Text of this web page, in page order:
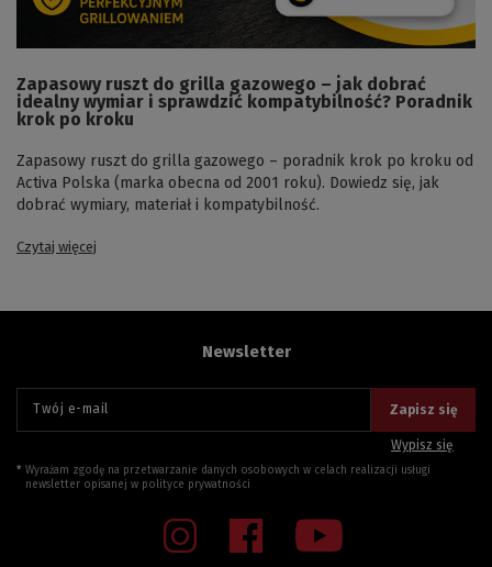
Zapasowy ruszt do grilla gazowego – jak dobrać
idealny wymiar i sprawdzić kompatybilność? Poradnik
krok po kroku
Zapasowy ruszt do grilla gazowego – poradnik krok po kroku od
Activa Polska (marka obecna od 2001 roku). Dowiedz się, jak
dobrać wymiary, materiał i kompatybilność.
Czytaj więcej
Newsletter
Twój e-mail Zapisz się
Wypisz się
Wyrażam zgodę na przetwarzanie danych osobowych w celach realizacji usługi
newsletter opisanej w polityce prywatności